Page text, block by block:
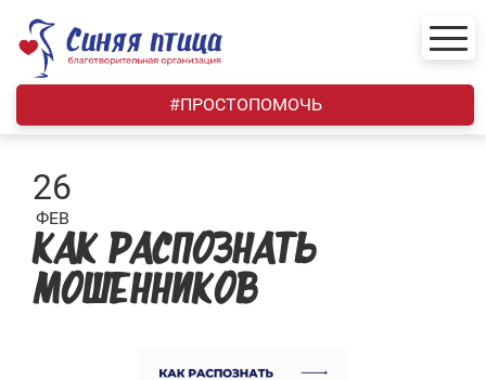
content
#ПРОСТОПОМОЧЬ
26
ФЕВ
КАК РАСПОЗНАТЬ
МОШЕННИКОВ